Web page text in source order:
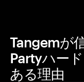
Tangemが
Partyハー
ある理由